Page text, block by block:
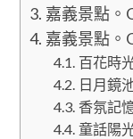
嘉義景點。
嘉義景點。
百花時
日月鏡
香氛記
童話陽